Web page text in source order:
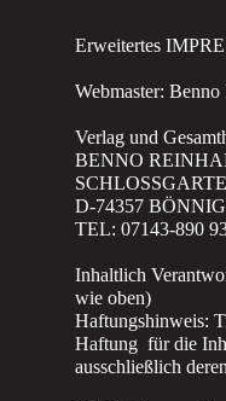
Erweitertes
Webmaster:
Verlag und
BENNO
D-74357
TEL: 07143-890
Inhaltlich
wie oben)
Haftungshinweis:
Haftung für die
ausschließlich